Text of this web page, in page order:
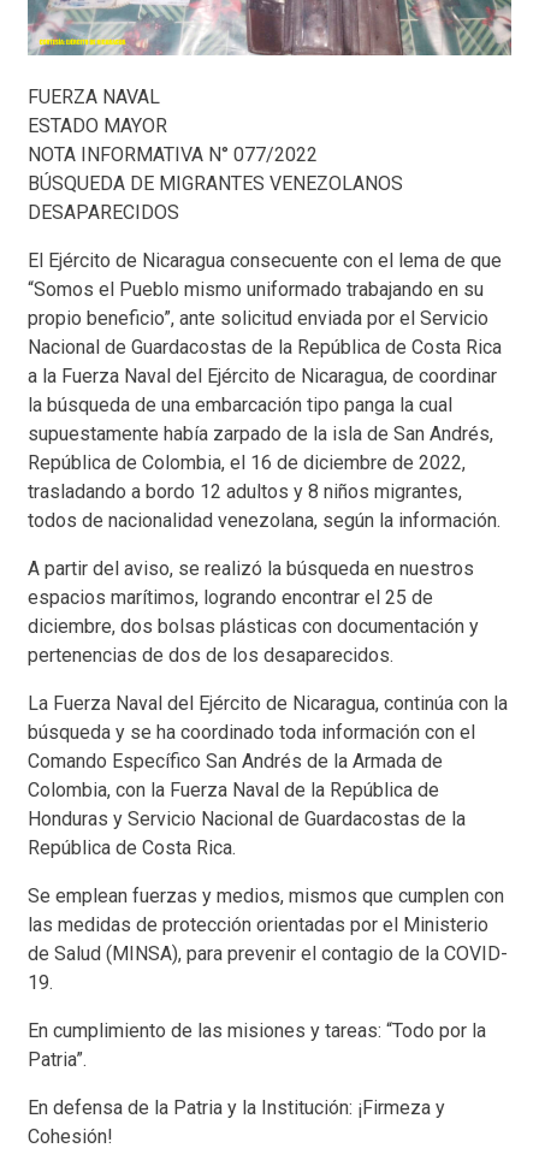
FUERZA NAVAL
ESTADO MAYOR
NOTA INFORMATIVA N° 077/2022
BÚSQUEDA DE MIGRANTES VENEZOLANOS
DESAPARECIDOS
El Ejército de Nicaragua consecuente con el lema de que
“Somos el Pueblo mismo uniformado trabajando en su
propio beneficio”, ante solicitud enviada por el Servicio
Nacional de Guardacostas de la República de Costa Rica
a la Fuerza Naval del Ejército de Nicaragua, de coordinar
la búsqueda de una embarcación tipo panga la cual
supuestamente había zarpado de la isla de San Andrés,
República de Colombia, el 16 de diciembre de 2022,
trasladando a bordo 12 adultos y 8 niños migrantes,
todos de nacionalidad venezolana, según la información.
A partir del aviso, se realizó la búsqueda en nuestros
espacios marítimos, logrando encontrar el 25 de
diciembre, dos bolsas plásticas con documentación y
pertenencias de dos de los desaparecidos.
La Fuerza Naval del Ejército de Nicaragua, continúa con la
búsqueda y se ha coordinado toda información con el
Comando Específico San Andrés de la Armada de
Colombia, con la Fuerza Naval de la República de
Honduras y Servicio Nacional de Guardacostas de la
República de Costa Rica.
Se emplean fuerzas y medios, mismos que cumplen con
las medidas de protección orientadas por el Ministerio
de Salud (MINSA), para prevenir el contagio de la COVID-
19.
En cumplimiento de las misiones y tareas: “Todo por la
Patria”.
En defensa de la Patria y la Institución: ¡Firmeza y
Cohesión!